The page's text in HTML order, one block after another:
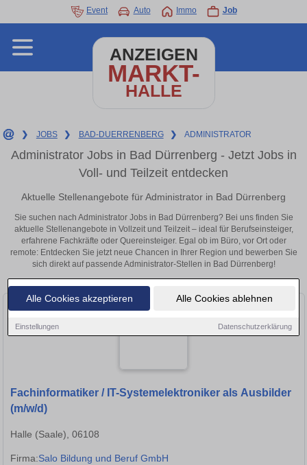
Alle Cookies akzeptieren Alle Cookies ablehnen
Einstellungen Datenschutzerklärung
Event Auto Immo Job
ANZEIGEN
MARKT-
HALLE
❯ JOBS ❯ BAD-DUERRENBERG ❯ ADMINISTRATOR
Administrator Jobs in Bad Dürrenberg - Jetzt Jobs in
Voll- und Teilzeit entdecken
Aktuelle Stellenangebote für Administrator in Bad Dürrenberg
Sie suchen nach Administrator Jobs in Bad Dürrenberg? Bei uns finden Sie
aktuelle Stellenangebote in Vollzeit und Teilzeit – ideal für Berufseinsteiger,
erfahrene Fachkräfte oder Quereinsteiger. Egal ob im Büro, vor Ort oder
remote: Entdecken Sie jetzt neue Chancen in Ihrer Region und bewerben Sie
sich direkt auf passende Administrator-Stellen in Bad Dürrenberg!
Fachinformatiker / IT-Systemelektroniker als Ausbilder
(m/w/d)
Halle (Saale), 06108
Firma:Salo Bildung und Beruf GmbH